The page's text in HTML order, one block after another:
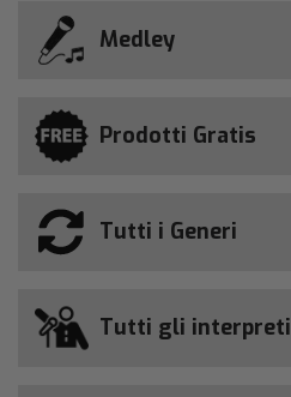
Medley
Prodotti Gratis
Tutti i Generi
Tutti gli interpreti